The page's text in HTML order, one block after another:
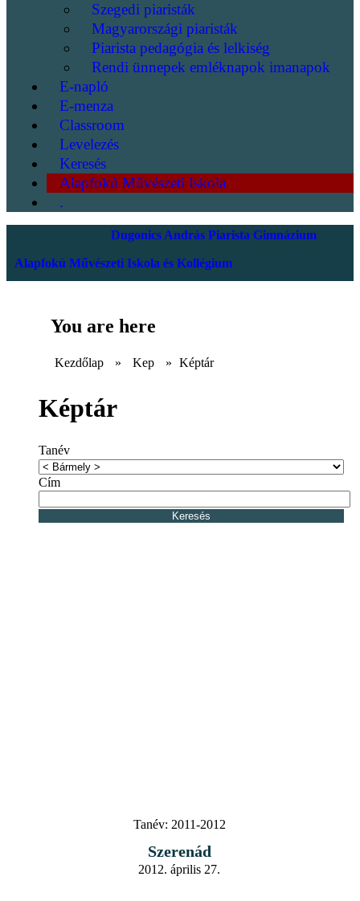
Szegedi piaristák
Magyarországi piaristák
Piarista pedagógia és lelkiség
Rendi ünnepek emléknapok imanapok
E-napló
E-menza
Classroom
Levelezés
Keresés
Alapfokú Művészeti Iskola
.
Dugonics András Piarista Gimnázium
Alapfokú Művészeti Iskola és Kollégium
You are here
Kezdőlap » Kep » Képtár
Képtár
Tanév
Cím
Tanév: 2011-2012
Szerenád
2012. április 27.